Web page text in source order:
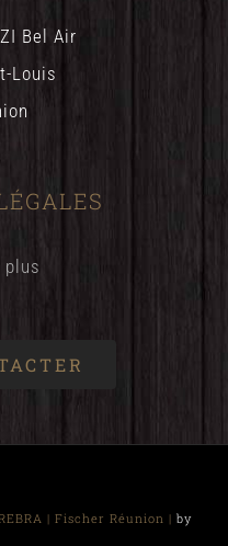
Bel Air
Louis
plus
| Fischer Réunion | by